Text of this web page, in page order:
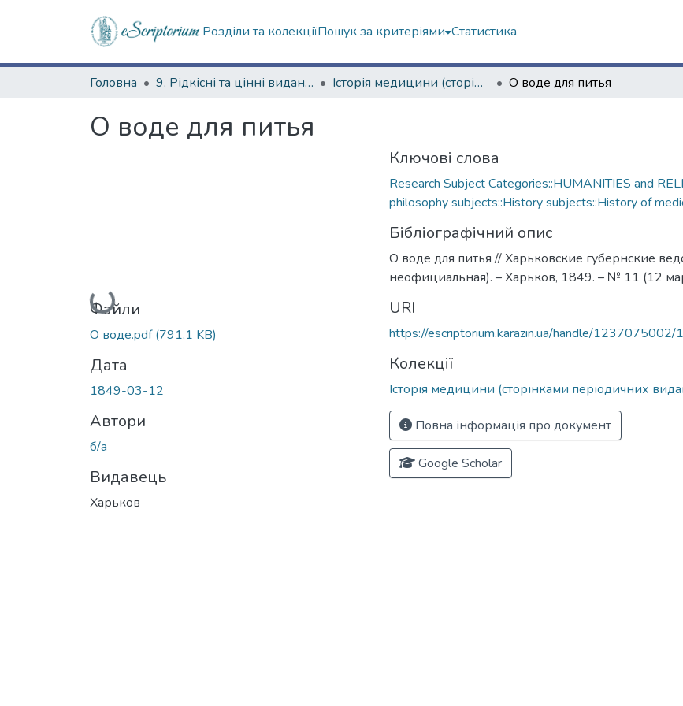
Розділи та колекціїПошук за критеріями Статистика
Головна 9. Рідкісні та цінні видання Історія медицини (сторінками періодичних видань) О воде для питья
О воде для питья
Вантажиться...
Файли
О воде.pdf(791,1 KB)
Дата
1849-03-12
Автори
б/а
Видавець
Харьков
Ключові слова
Research Subject Categories::HUMANITIES and
philosophy subjects::History subjects::History of
Бібліографічний опис
О воде для питья // Харьковские губернские
неофициальная). – Харьков, 1849. – № 11 (12
URI
https://escriptorium.karazin.ua/handle/1237075002/
Колекції
Історія медицини (сторінками періодичних
Повна інформація про документ
Google Scholar